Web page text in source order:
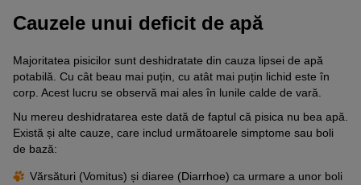
Cauzele unui deficit de apă
Majoritatea pisicilor sunt deshidratate din cauza lipsei de apă
potabilă. Cu cât beau mai puțin, cu atât mai puțin lichid este în
corp. Acest lucru se observă mai ales în lunile calde de vară.
Nu mereu deshidratarea este dată de faptul că pisica nu bea apă.
Există și alte cauze, care includ următoarele simptome sau boli
de bază:
Vărsături (Vomitus) și diaree (Diarrhoe) ca urmare a unor boli